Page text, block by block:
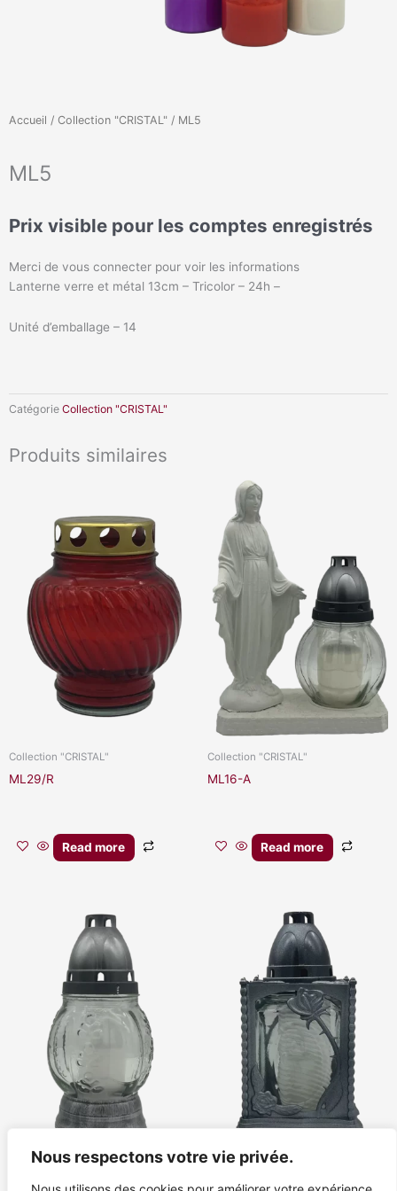
Nous respectons votre vie privée.
Accueil / Collection "CRISTAL" / ML5
ML5
Prix visible pour les comptes enregistrés
Merci de vous connecter pour voir les informations
Lanterne verre et métal 13cm – Tricolor – 24h –
Unité d’emballage – 14
Catégorie Collection "CRISTAL"
Produits similaires
Collection "CRISTAL"
ML29/R
Read more
Collection "CRISTAL"
ML16-A
Read more
Collection "CRISTAL" Collection "CRISTAL"